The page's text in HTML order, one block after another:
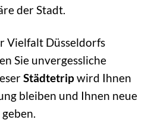
der Stadt.
Vielfalt Düsseldorfs
Sie unvergessliche
Städtetripwird Ihnen
bleiben und Ihnen neue